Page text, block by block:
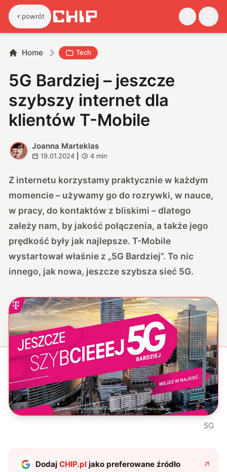
powrót
Home Tech
5G Bardziej – jeszcze
szybszy internet dla
klientów T-Mobile
J
Joanna Marteklas
19.01.2024 4 min
Z internetu korzystamy praktycznie w każdym
momencie – używamy go do rozrywki, w nauce,
w pracy, do kontaktów z bliskimi – dlatego
zależy nam, by jakość połączenia, a także jego
prędkość były jak najlepsze. T-Mobile
wystartował właśnie z „5G Bardziej”. To nic
innego, jak nowa, jeszcze szybsza sieć 5G.
5G
DodajCHIP.pl jako preferowane źródło